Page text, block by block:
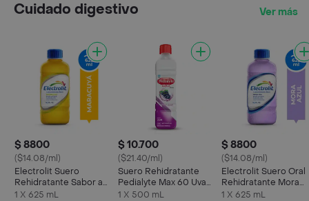
Cuidado digestivo Ver más
$ 8800
($14.08/ml)
Electrolit Suero
Rehidratante Sabor a
Maracuyá
1 X 625 mL
$ 10.700
($21.40/ml)
Suero Rehidratante
Pedialyte Max 60 Uva
Frasco 500 mL
1 X 500 mL
$ 8800
($14.08/ml)
Electrolit Suero Oral
Rehidratante Mora
Azul
1 X 625 mL